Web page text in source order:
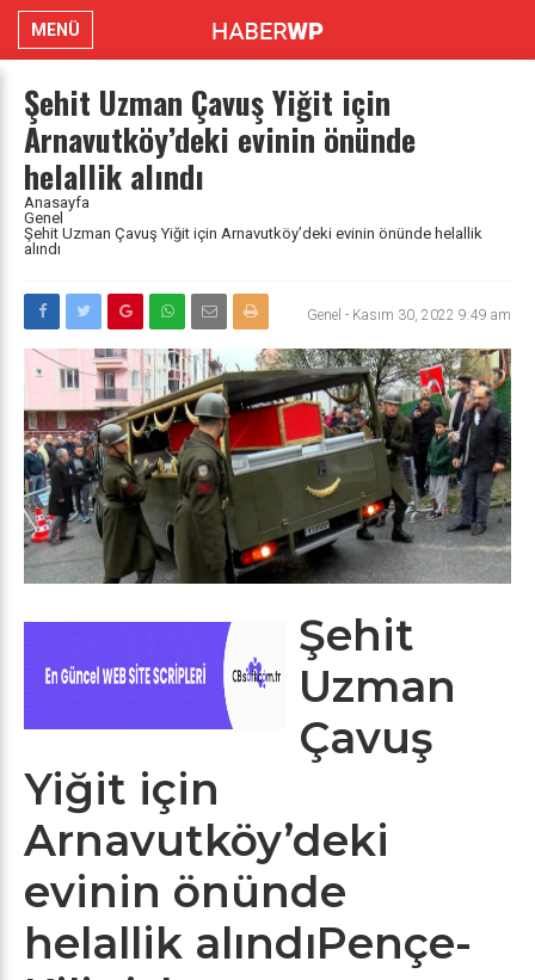
MENÜ
Şehit Uzman Çavuş Yiğit için
Arnavutköy’deki evinin önünde
helallik alındı
Anasayfa
Genel
Şehit Uzman Çavuş Yiğit için Arnavutköy’deki evinin önünde helallik
alındı
Genel - Kasım 30, 2022 9:49 am
Şehit
Uzman
Çavuş
Yiğit için
Arnavutköy’deki
evinin önünde
helallik alındıPençe-